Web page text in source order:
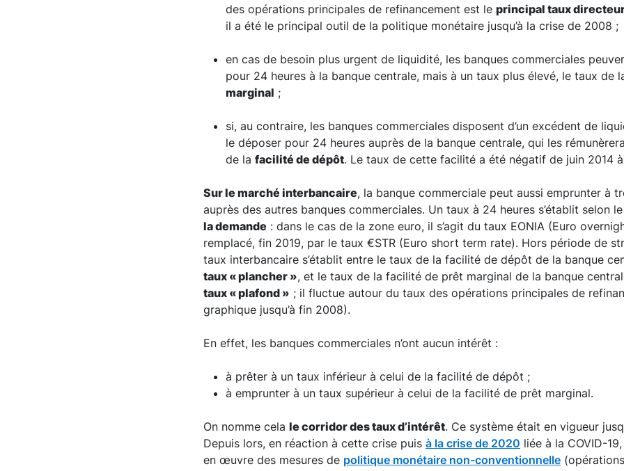
des opérations principales de refinancement est le principal taux
il a été le principal outil de la politique monétaire jusqu’à la crise de 2008 ;
en cas de besoin plus urgent de liquidité, les banques commerciales
pour 24 heures à la banque centrale, mais à un taux plus élevé, le taux de
marginal ;
si, au contraire, les banques commerciales disposent d’un excédent de
le déposer pour 24 heures auprès de la banque centrale, qui les
de la facilité de dépôt. Le taux de cette facilité a été négatif de juin 2014
Sur le marché interbancaire, la banque commerciale peut aussi emprunter à
auprès des autres banques commerciales. Un taux à 24 heures s’établit selon
la demande : dans le cas de la zone euro, il s’agit du taux EONIA (Euro
remplacé, fin 2019, par le taux €STR (Euro short term rate). Hors période de
taux interbancaire s’établit entre le taux de la facilité de dépôt de la banque
taux « plancher », et le taux de la facilité de prêt marginal de la banque
taux « plafond » ; il fluctue autour du taux des opérations principales de
graphique jusqu’à fin 2008).
En effet, les banques commerciales n’ont aucun intérêt :
à prêter à un taux inférieur à celui de la facilité de dépôt ;
à emprunter à un taux supérieur à celui de la facilité de prêt marginal.
On nomme cela le corridor des taux d’intérêt. Ce système était en vigueur
Depuis lors, en réaction à cette crise puis à la crise de 2020 liée à la COVID-
en œuvre des mesures de politique monétaire non-conventionnelle